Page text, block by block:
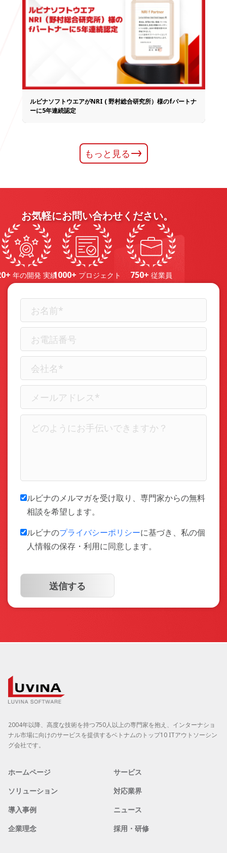
ルビナソフトウエアがNRI ( 野村総合研究所）様のfパートナ
ーに5年連続認定
もっと見る
お気軽にお問い合わせください。
年の開発 実績1000+ プロジェクト 750+ 従業員
ルビナのメルマガを受け取り、専門家からの無料
相談を希望します。
ルビナのプライバシーポリシーに基づき、私の個
人情報の保存・利用に同意します。
送信する
2004年以降、高度な技術を持つ750人以上の専門家を抱え、インターナショ
ナル市場に向けのサービスを提供するベトナムのトップ10 ITアウトソーシン
グ会社です。
ホームページ
サービス
ソリューション
対応業界
導入事例
ニュース
企業理念
採用・研修